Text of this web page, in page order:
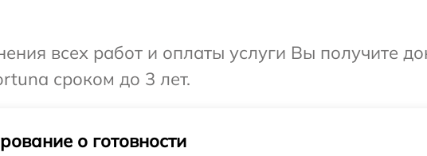
всех работ и оплаты услуги Вы получите
сроком до 3 лет.
о готовности